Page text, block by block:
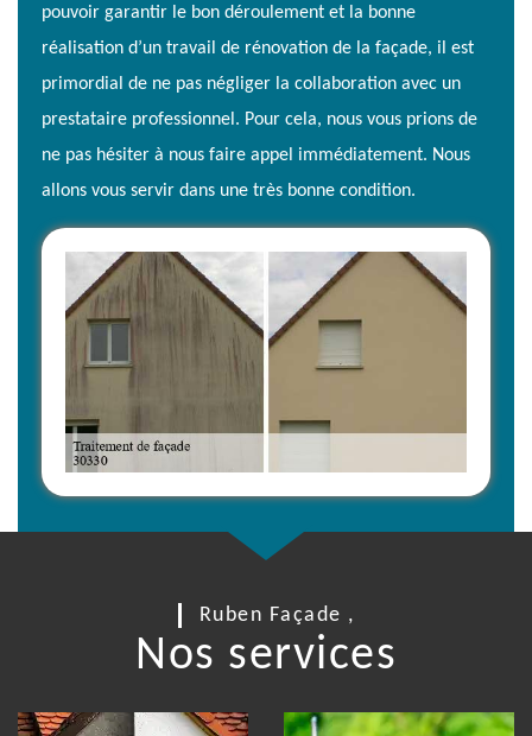
pouvoir garantir le bon déroulement et la bonne
réalisation d’un travail de rénovation de la façade, il est
primordial de ne pas négliger la collaboration avec un
prestataire professionnel. Pour cela, nous vous prions de
ne pas hésiter à nous faire appel immédiatement. Nous
allons vous servir dans une très bonne condition.
Ruben Façade ,
Nos services